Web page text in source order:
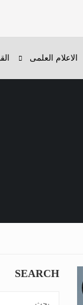
الاعلام العلمى
SEARCH